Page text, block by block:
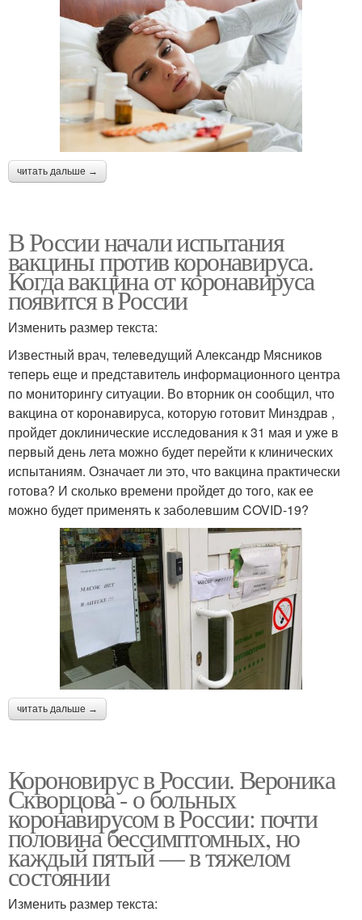
читать дальше →
В России начали испытания
вакцины против коронавируса.
Когда вакцина от коронавируса
появится в России
Изменить размер текста:
Известный врач, телеведущий Александр Мясников
теперь еще и представитель информационного центра
по мониторингу ситуации. Во вторник он сообщил, что
вакцина от коронавируса, которую готовит Минздрав ,
пройдет доклинические исследования к 31 мая и уже в
первый день лета можно будет перейти к клинических
испытаниям. Означает ли это, что вакцина практически
готова? И сколько времени пройдет до того, как ее
можно будет применять к заболевшим COVID-19?
читать дальше →
Короновирус в России. Вероника
Скворцова - о больных
коронавирусом в России: почти
половина бессимптомных, но
каждый пятый — в тяжелом
состоянии
Изменить размер текста: